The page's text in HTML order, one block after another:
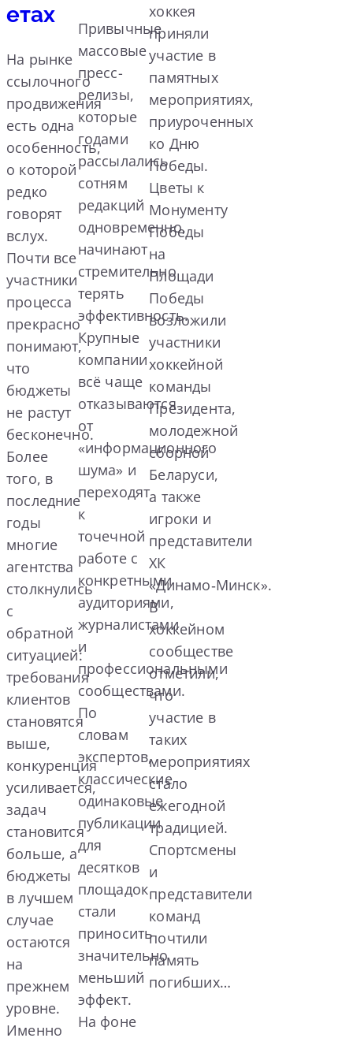
етах
На рынке
ссылочного
продвижения
есть одна
особенность,
о которой
редко
говорят
вслух.
Почти все
участники
процесса
прекрасно
понимают,
что
бюджеты
не растут
бесконечно.
Более
того, в
последние
годы
многие
агентства
столкнулись
с
обратной
ситуацией:
требования
клиентов
становятся
выше,
конкуренция
усиливается,
задач
становится
больше, а
бюджеты
в лучшем
случае
остаются
на
прежнем
уровне.
Именно
Привычные
массовые
пресс-
релизы,
которые
годами
рассылались
сотням
редакций
одновременно,
начинают
стремительно
терять
эффективность.
Крупные
компании
всё чаще
отказываются
от
«информационного
шума» и
переходят
к
точечной
работе с
конкретными
аудиториями,
журналистами
и
профессиональными
сообществами.
По
словам
экспертов,
классические
одинаковые
публикации
для
десятков
площадок
стали
приносить
значительно
меньший
эффект.
На фоне
хоккея
приняли
участие в
памятных
мероприятиях,
приуроченных
ко Дню
Победы.
Цветы к
Монументу
Победы
на
Площади
Победы
возложили
участники
хоккейной
команды
Президента,
молодежной
сборной
Беларуси,
а также
игроки и
представители
ХК
«Динамо‑Минск».
В
хоккейном
сообществе
отметили,
что
участие в
таких
мероприятиях
стало
ежегодной
традицией.
Спортсмены
и
представители
команд
почтили
память
погибших…